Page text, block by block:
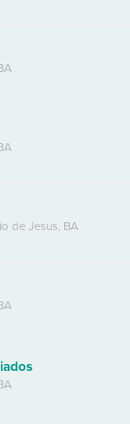
de Jesus, BA